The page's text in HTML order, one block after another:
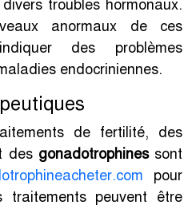
troubles hormonaux.
anormaux de ces
des problèmes
endocriniennes.
de fertilité, des
des gonadotrophinessont
pour
traitements peuvent être